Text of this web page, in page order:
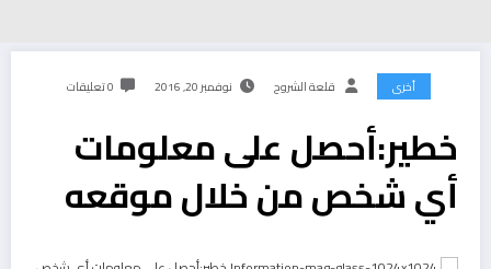
أخرى قلعة الشروح نوفمبر 20, 2016 0 تعليقات
خطير:أحصل على معلومات
أي شخص من خلال موقعه